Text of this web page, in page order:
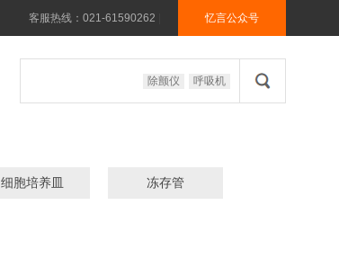
客服热线：021-61590262 忆言公众号
除颤仪 呼吸机
细胞培养皿 冻存管